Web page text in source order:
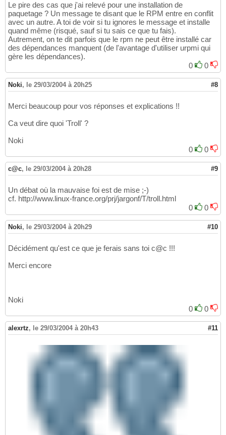
Le pire des cas que j'ai relevé pour une installation de
paquetage ? Un message te disant que le RPM entre en conflit
avec un autre. A toi de voir si tu ignores le message et installe
quand même (risqué, sauf si tu sais ce que tu fais).
Autrement, on te dit parfois que le rpm ne peut être installé car
des dépendances manquent (de l'avantage d'utiliser urpmi qui
gère les dépendances).
0
0
Noki, le 29/03/2004 à 20h25 #8
Merci beaucoup pour vos réponses et explications !!
Ca veut dire quoi 'Troll' ?
Noki
0
0
c@c, le 29/03/2004 à 20h28 #9
Un débat où la mauvaise foi est de mise ;-)
cf. http://www.linux-france.org/prj/jargonf/T/troll.html
0
0
Noki, le 29/03/2004 à 20h29 #10
Décidément qu'est ce que je ferais sans toi c@c !!!
Merci encore
Noki
0
0
alexrtz, le 29/03/2004 à 20h43 #11